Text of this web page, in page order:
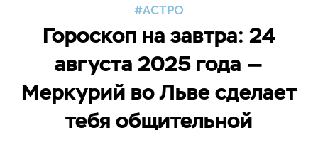
АСТРО
Гороскоп на завтра: 24
августа 2025 года —
Меркурий во Льве сделает
тебя общительной